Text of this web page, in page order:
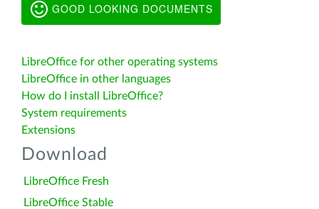
GOOD LOOKING DOCUMENTS
LibreOffice for other operating systems
LibreOffice in other languages
How do I install LibreOffice?
System requirements
Extensions
Download
LibreOffice Fresh
LibreOffice Stable